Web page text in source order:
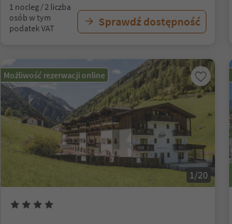
1 nocleg / 2 liczba
osób w tym
podatek VAT
Sprawdź dostępność
Możliwość rezerwacji online
1/20